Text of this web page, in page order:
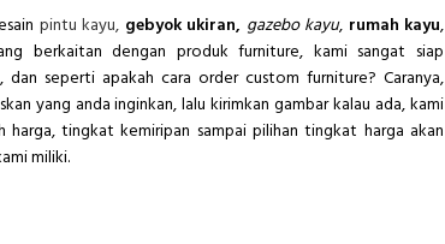
pintu kayu, gebyok ukiran, gazebo kayu, rumah kayu,
berkaitan dengan produk furniture, kami sangat siap
seperti apakah cara order custom furniture? Caranya,
yang anda inginkan, lalu kirimkan gambar kalau ada, kami
harga, tingkat kemiripan sampai pilihan tingkat harga akan
miliki.